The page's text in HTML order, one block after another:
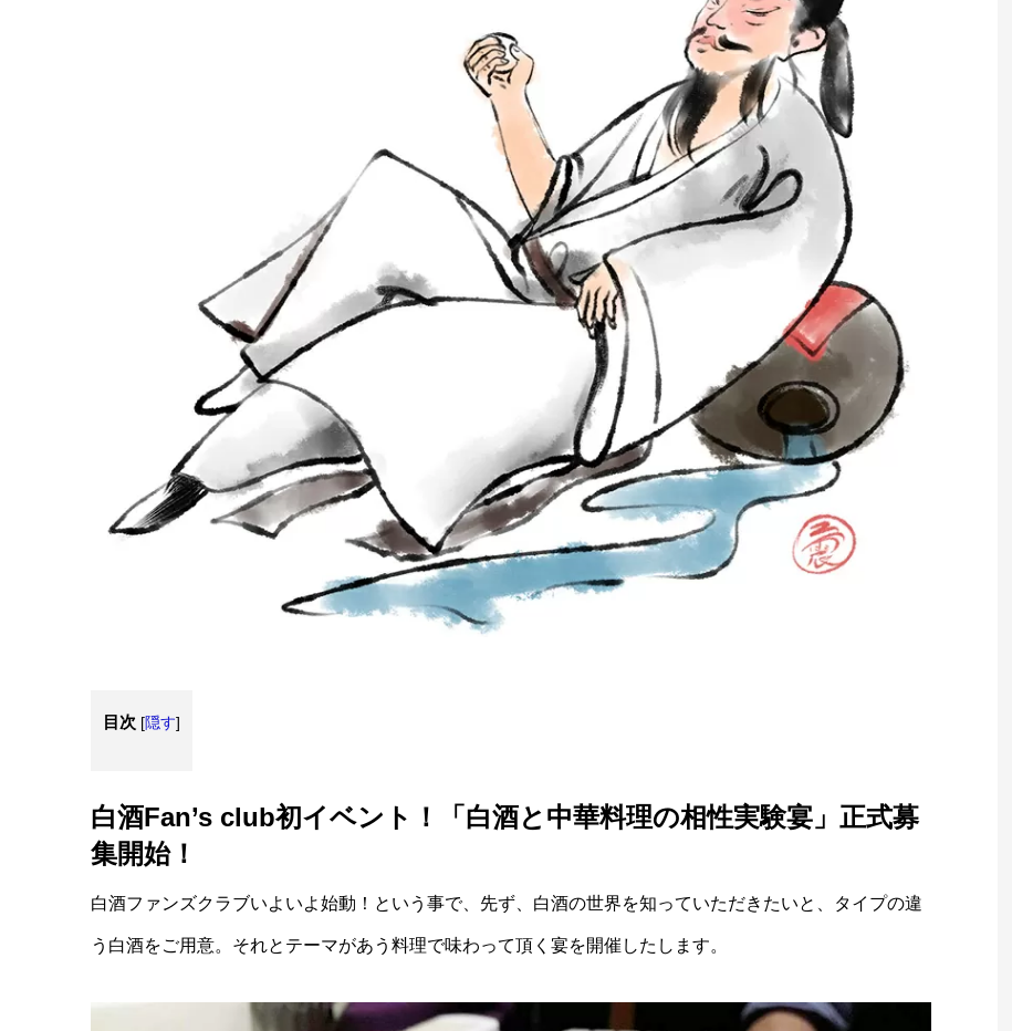
目次 [隠す]
白酒Fan’s club初イベント！「白酒と中華料理の相性実験宴」正式募
集開始！
白酒ファンズクラブいよいよ始動！という事で、先ず、白酒の世界を知っていただきたいと、タイプの違
う白酒をご用意。それとテーマがあう料理で味わって頂く宴を開催したします。